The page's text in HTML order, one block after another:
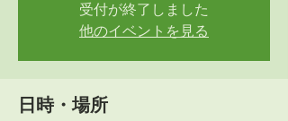
受付が終了しました
他のイベントを見る
日時・場所